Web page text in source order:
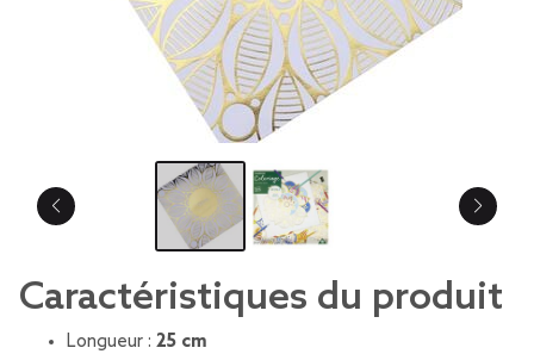
Caractéristiques du produit
Longueur : 25 cm